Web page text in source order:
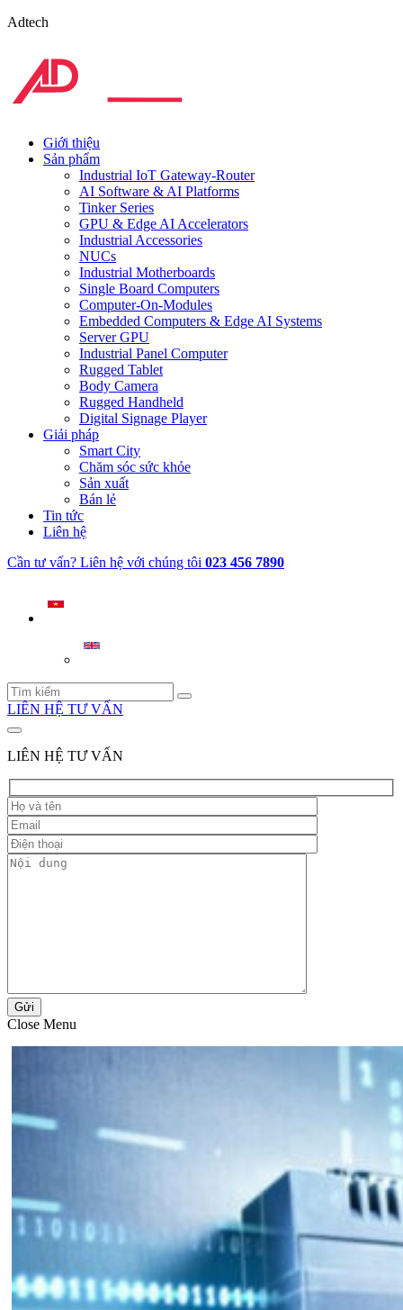
Adtech
Giới thiệu
Sản phẩm
Industrial IoT Gateway-Router
AI Software & AI Platforms
Tinker Series
GPU & Edge AI Accelerators
Industrial Accessories
NUCs
Industrial Motherboards
Single Board Computers
Computer-On-Modules
Embedded Computers & Edge AI Systems
Server GPU
Industrial Panel Computer
Rugged Tablet
Body Camera
Rugged Handheld
Digital Signage Player
Giải pháp
Smart City
Chăm sóc sức khỏe
Sản xuất
Bán lẻ
Tin tức
Liên hệ
Cần tư vấn? Liên hệ với chúng tôi 023 456 7890
LIÊN HỆ TƯ VẤN
LIÊN HỆ TƯ VẤN
Gửi
Close Menu